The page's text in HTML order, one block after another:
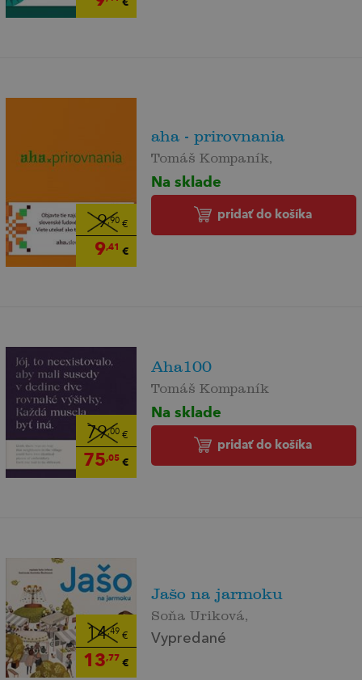
9,90€
9,41 €
aha - prirovnania
Tomáš Kompaník,
Na sklade
pridať do košíka
79,00€
75,05€
Aha100
Tomáš Kompaník
Na sklade
pridať do košíka
14,49 €
13,77 €
Jašo na jarmoku
Soňa Uriková,
Vypredané